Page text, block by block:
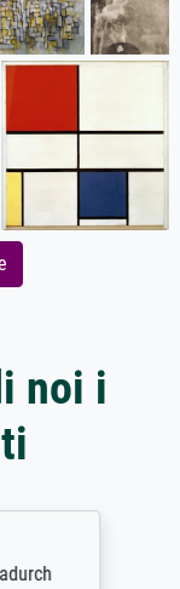
noi i